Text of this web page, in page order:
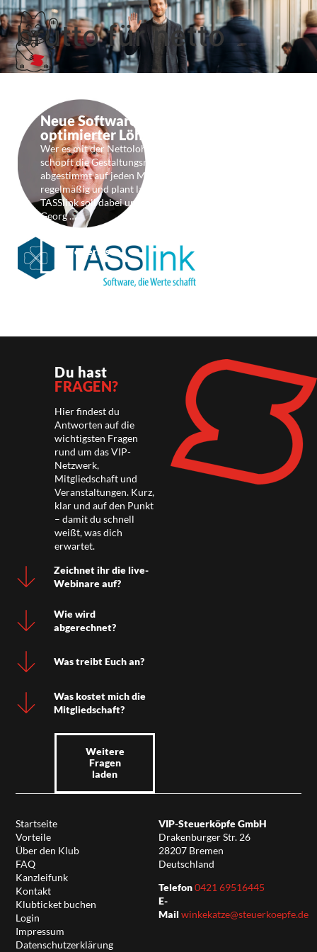
brutto für netto
Neue Software zur Planung netto-
optimierter Löhne: TASSlink
Wer es mit der Nettolohn-Optimierung ernst meint,
schöpft die Gestaltungsmöglichkeiten des EStG
abgestimmt auf jeden Mitarbeiter aus, kontrolliert
regelmäßig und plant langfristig. Die Software
TASSlink soll dabei unterstützen. TASSlink-Entwickler
Georg …
Weiterlesen
Du hast
FRAGEN?
Hier findest du
Antworten auf die
wichtigsten Fragen
rund um das VIP-
Netzwerk,
Mitgliedschaft und
Veranstaltungen. Kurz,
klar und auf den Punkt
– damit du schnell
weißt, was dich
erwartet.
Zeichnet ihr die live-
Webinare auf?
Wie wird
abgerechnet?
Was treibt Euch an?
Was kostet mich die
Mitgliedschaft?
Weitere
Fragen
laden
Startseite
Vorteile
Über den Klub
FAQ
Kanzleifunk
Kontakt
Klubticket buchen
Login
Impressum
Datenschutzerklärung
VIP-Steuerköpfe GmbH
Drakenburger Str. 26
28207 Bremen
Deutschland
Telefon0421 69516445
E-
Mail winkekatze@steuerkoepfe.de